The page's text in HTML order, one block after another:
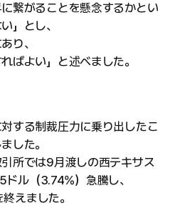
繋がることを懸念するかとい
」とし、
り、
ばよい」と述べました。
する制裁圧力に乗り出したこ
した。
所では9月渡しの西テキサス
ル（3.74%）急騰し、
えました。